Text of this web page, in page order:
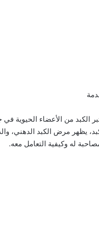
الكبد من الأعضاء الحيوية
يظهر مرض الكبد الدهني،
له وكيفية التعامل معه.